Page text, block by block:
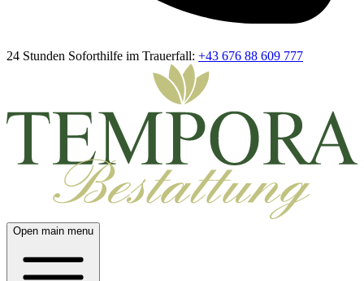
24 Stunden Soforthilfe im Trauerfall: +43 676 88 609 777
Open main menu